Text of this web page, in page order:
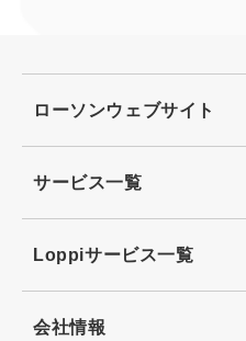
ローソンウェブサイト
サービス一覧
Loppiサービス一覧
会社情報